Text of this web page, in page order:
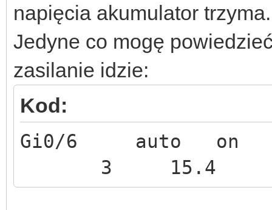
napięcia akumulator trzyma.
Jedyne co mogę
zasilanie idzie:
Kod:
Gi0/6 auto
3 15.4